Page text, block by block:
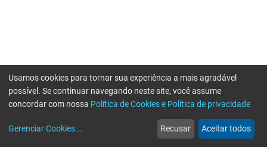
web
Notícias
more_horiz
Mais
Usamos cookies para tornar sua experiência a mais agradável
possível. Se continuar navegando neste site, você assume
concordar com nossa Política de Cookies e Política de privacidade
Gerenciar Cookies... Recusar Aceitar todos
Erro ao enviar informações, por favor tente novamente